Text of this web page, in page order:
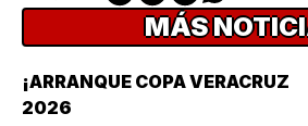
MÁS
¡ARRANQUE COPA VERACRUZ
2026